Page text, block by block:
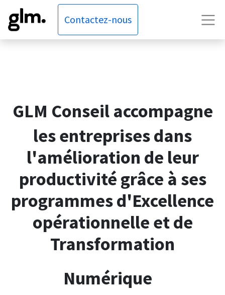
Contactez-nous
GLM Conseil accompagne
les entreprises dans
l'amélioration de leur
productivité grâce à ses
programmes d'Excellence
opérationnelle et de
Transformation
Numérique